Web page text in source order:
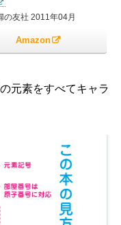
の友社 2011年04月
Amazon
元素をすべてキャラ